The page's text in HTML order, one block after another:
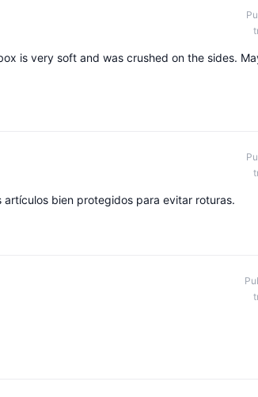
is very soft and was crushed on the sides.
bien protegidos para evitar roturas.